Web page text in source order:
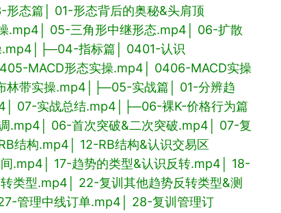
形态篇 │ 01-形态背后的奥秘&头肩顶
.mp4 │ 05-三角形中继形态.mp4 │ 06-扩散
.mp4 ├─04-指标篇 │ 0401-认识
MACD形态实操.mp4 │ 0406-MACD实操
林带实操.mp4 ├─05-实战篇 │ 01-分辨趋
│ 07-实战总结.mp4
├─06-裸K-价格行为篇
.mp4 │ 06-首次突破&二次突破.mp4 │ 07-复
结构.mp4 │ 12-RB结构&认识交易区
间.mp4 │ 17-趋势的类型&认识反转.mp4 │ 18-
转类型.mp4 │ 22-复训其他趋势反转类型&测
27-管理中线订单.mp4 │ 28-复训管理订